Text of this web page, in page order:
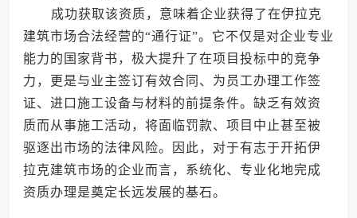
成功获取该资质，意味着企业获得了在伊拉克
建筑市场合法经营的“通行证”。它不仅是对企业专业
能力的国家背书，极大提升了在项目投标中的竞争
力，更是与业主签订有效合同、为员工办理工作签
证、进口施工设备与材料的前提条件。缺乏有效资
质而从事施工活动，将面临罚款、项目中止甚至被
驱逐出市场的法律风险。因此，对于有志于开拓伊
拉克建筑市场的企业而言，系统化、专业化地完成
资质办理是奠定长远发展的基石。